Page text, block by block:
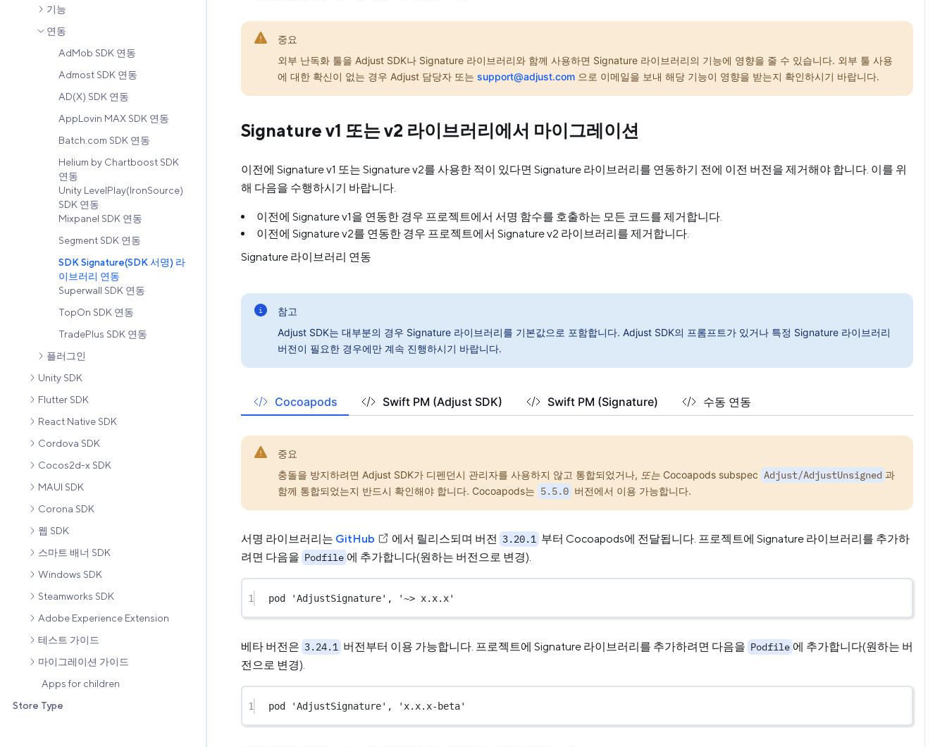
기능
연동
AdMob SDK 연동
Admost SDK 연동
AD(X) SDK 연동
AppLovin MAX SDK 연동
Batch.com SDK 연동
Helium by Chartboost SDK
연동
Unity LevelPlay(IronSource)
SDK 연동
Mixpanel SDK 연동
Segment SDK 연동
SDK Signature(SDK 서명) 라
이브러리 연동
Superwall SDK 연동
TopOn SDK 연동
TradePlus SDK 연동
플러그인
Unity SDK
Flutter SDK
React Native SDK
Cordova SDK
Cocos2d-x SDK
MAUI SDK
Corona SDK
웹 SDK
스마트 배너 SDK
Windows SDK
Steamworks SDK
Adobe Experience Extension
테스트 가이드
마이그레이션 가이드
Apps for children
Store Type
중요
외부 난독화 툴을 Adjust SDK나 Signature 라이브러리와 함께 사용하면 Signature 라이브러리의 기능에 영향을 줄 수 있습니다. 외부 툴 사용
에 대한 확신이 없는 경우 Adjust 담당자 또는 support@adjust.com 으로 이메일을 보내 해당 기능이 영향을 받는지 확인하시기 바랍니다.
Signature v1 또는 v2 라이브러리에서 마이그레이션
이전에 Signature v1 또는 Signature v2를 사용한 적이 있다면 Signature 라이브러리를 연동하기 전에 이전 버전을 제거해야 합니다. 이를 위
해 다음을 수행하시기 바랍니다.
이전에 Signature v1을 연동한 경우 프로젝트에서 서명 함수를 호출하는 모든 코드를 제거합니다.
이전에 Signature v2를 연동한 경우 프로젝트에서 Signature v2 라이브러리를 제거합니다.
Signature 라이브러리 연동
참고
Adjust SDK는 대부분의 경우 Signature 라이브러리를 기본값으로 포함합니다. Adjust SDK의 프롬프트가 있거나 특정 Signature 라이브러리
버전이 필요한 경우에만 계속 진행하시기 바랍니다.
Cocoapods Swift PM (Adjust SDK) Swift PM (Signature) 수동 연동
중요
충돌을 방지하려면 Adjust SDK가 디펜던시 관리자를 사용하지 않고 통합되었거나, 또는 Cocoapods subspec Adjust/AdjustUnsigned 과
함께 통합되었는지 반드시 확인해야 합니다. Cocoapods는 5.5.0 버전에서 이용 가능합니다.
서명 라이브러리는 GitHub 에서 릴리스되며 버전 3.20.1 부터 Cocoapods에 전달됩니다. 프로젝트에 Signature 라이브러리를 추가하
려면 다음을 Podfile 에 추가합니다(원하는 버전으로 변경).
1 pod 'AdjustSignature' , '~> x.x.x'
베타 버전은 3.24.1 버전부터 이용 가능합니다. 프로젝트에 Signature 라이브러리를 추가하려면 다음을 Podfile 에 추가합니다(원하는 버
전으로 변경).
1 pod 'AdjustSignature' , 'x.x.x-beta'